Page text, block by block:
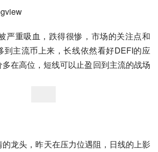
严重吸血，跌得很惨，市场的关注点和
到主流币上来，长线依然看好DEFI的应
在高位，短线可以止盈回到主流的战场
龙头，昨天在压力位遇阻，日线的上影